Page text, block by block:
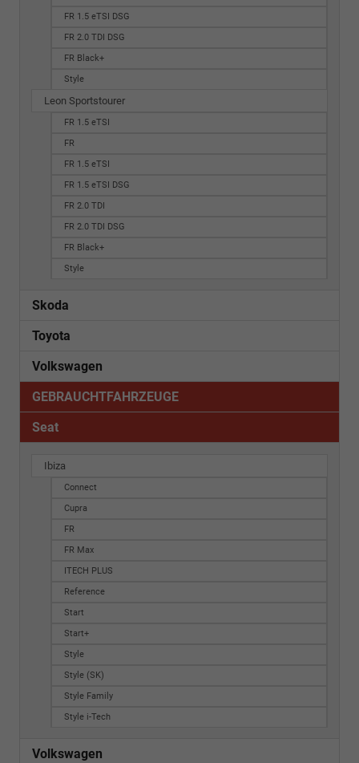
FR 1.5 eTSI DSG
FR 2.0 TDI DSG
FR Black+
Style
Leon Sportstourer
FR 1.5 eTSI
FR
FR 1.5 eTSI
FR 1.5 eTSI DSG
FR 2.0 TDI
FR 2.0 TDI DSG
FR Black+
Style
Skoda
Toyota
Volkswagen
GEBRAUCHTFAHRZEUGE
Seat
Ibiza
Connect
Cupra
FR
FR Max
ITECH PLUS
Reference
Start
Start+
Style
Style (SK)
Style Family
Style i-Tech
Volkswagen